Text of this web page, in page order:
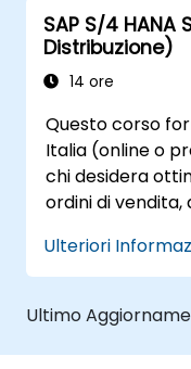
SAP S/4 HANA
Distribuzione)
14 ore
Questo corso
Italia (online o
chi desidera
ordini di vendita,
relativi ai
azienda.
Ulteriori
Ultimo